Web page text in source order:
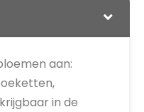
aan:
in de